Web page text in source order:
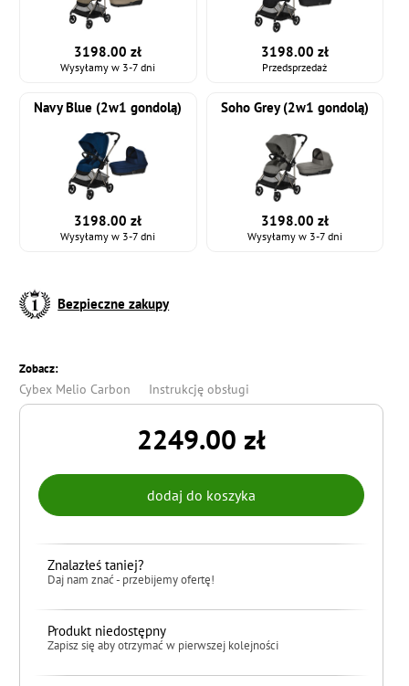
3198.00 zł
Wysyłamy w 3-7 dni
3198.00 zł
Przedsprzedaż
Navy Blue (2w1 gondolą)
3198.00 zł
Wysyłamy w 3-7 dni
Soho Grey (2w1 gondolą)
3198.00 zł
Wysyłamy w 3-7 dni
Bezpieczne zakupy
Zobacz:
Cybex Melio Carbon Instrukcję obsługi
2249.00 zł
Znalazłeś taniej?
Daj nam znać - przebijemy ofertę!
Produkt niedostępny
Zapisz się aby otrzymać w pierwszej kolejności